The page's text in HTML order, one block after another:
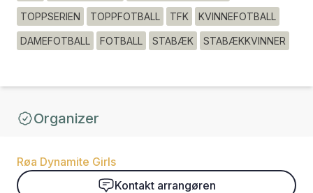
TOPPSERIEN TOPPFOTBALL TFK KVINNEFOTBALL
DAMEFOTBALL FOTBALL STABÆK STABÆKKVINNER
Organizer
Røa Dynamite Girls
Kontakt arrangøren